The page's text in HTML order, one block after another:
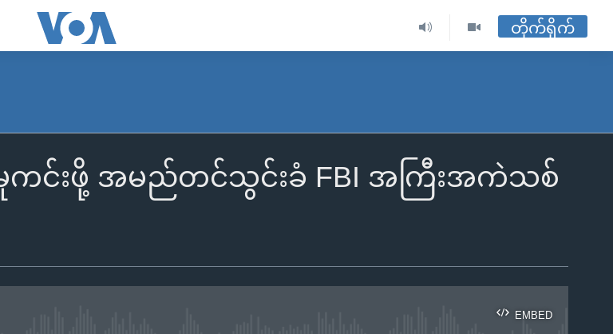
တိုက်ရိုက်
ကင်းဖို့ အမည်တင်သွင်းခံ FBI အကြီးအကဲသစ်
EMBED